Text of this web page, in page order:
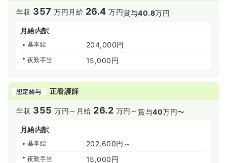
年収 357 万円 月給 26.4 万円賞与40.8万円
月給内訳
基本給 204,000円
夜勤手当 15,000円
想定給与 正看護師
年収 355 万円～ 月給 26.2 万円～賞与40万円〜
月給内訳
基本給 202,600円～
夜勤手当 15,000円